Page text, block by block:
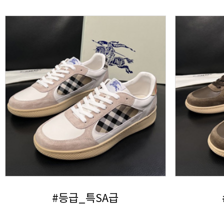
#등급_특SA급